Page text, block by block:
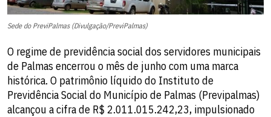
Sede do PreviPalmas (Divulgação/PreviPalmas)
O regime de previdência social dos servidores municipais
de Palmas encerrou o mês de junho com uma marca
histórica. O patrimônio líquido do Instituto de
Previdência Social do Município de Palmas (Previpalmas)
alcançou a cifra de R$ 2.011.015.242,23, impulsionado